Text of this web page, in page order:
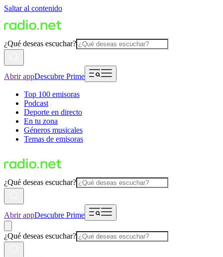
Saltar al contenido
¿Qué deseas escuchar?
Abrir appDescubre Prime
Top 100 emisoras
Podcast
Deporte en directo
En tu zona
Géneros musicales
Temas de emisoras
¿Qué deseas escuchar?
Abrir appDescubre Prime
¿Qué deseas escuchar?